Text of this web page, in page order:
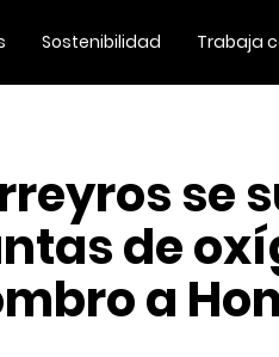
Sostenibilidad Trabaja
se
de
a